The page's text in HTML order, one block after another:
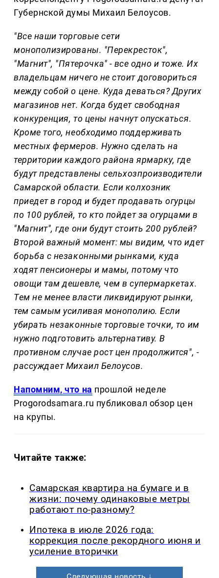
Губернской думы Михаил Белоусов.
"Все наши торговые сети
монополизированы. "Перекресток",
"Магнит", "Пятерочка" - все одно и тоже. Их
владельцам ничего не стоит договориться
между собой о цене. Куда деваться? Других
магазинов нет. Когда будет свободная
конкуренция, то цены начнут опускаться.
Кроме того, необходимо поддерживать
местных фермеров. Нужно сделать на
территории каждого района ярмарку, где
будут представлены сельхозпроизводители
Самарской области. Если колхозник
приедет в город и будет продавать огурцы
по 100 рублей, то кто пойдет за огурцами в
"Магнит", где они будут стоить 200 рублей?
Второй важный момент: мы видим, что идет
борьба с незаконными рынками, куда
ходят пенсионеры и мамы, потому что
овощи там дешевле, чем в супермаркетах.
Тем не менее власти ликвидируют рынки,
тем самым усиливая монополию. Если
убирать незаконные торговые точки, то им
нужно подготовить альтернативу. В
противном случае рост цен продолжится", -
рассуждает Михаил Белоусов.
Напомним, что на прошлой неделе
Progorodsamara.ru публиковал обзор цен
на крупы.
Читайте также:
Самарская квартира на бумаге и в
жизни: почему одинаковые метры
работают по-разному?
Ипотека в июле 2026 года:
коррекция после рекордного июня и
усиление вторички